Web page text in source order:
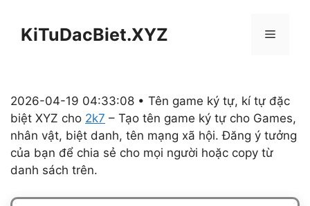
KiTuDacBiet.XYZ Menu
2026-04-19 04:33:08 • Tên game ký tự, kí tự đặc
biệt XYZ cho 2k7 – Tạo tên game ký tự cho Games,
nhân vật, biệt danh, tên mạng xã hội. Đăng ý tưởng
của bạn để chia sẻ cho mọi người hoặc copy từ
danh sách trên.